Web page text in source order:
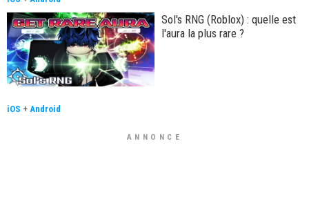
Sol's RNG (Roblox) : quelle est
l'aura la plus rare ?
iOS + Android
ANNONCE